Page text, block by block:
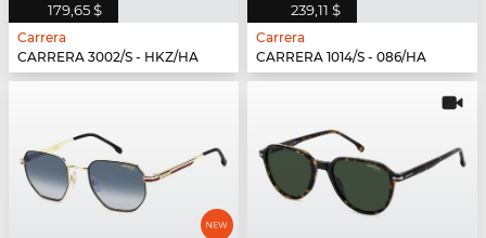
179,65 $
Carrera
CARRERA 3002/S - HKZ/HA
239,11 $
Carrera
CARRERA 1014/S - 086/HA